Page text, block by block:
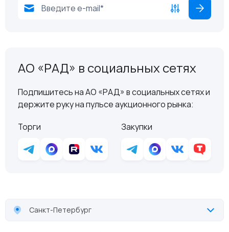
АО «РАД» в социальных сетях
Подпишитесь на АО «РАД» в социальных сетях и
держите руку на пульсе аукционного рынка:
Торги
Закупки
Санкт-Петербург